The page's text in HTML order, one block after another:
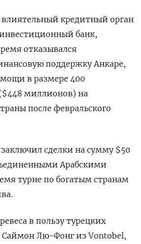
влиятельный кредитный орган
банк,
отказывался
поддержку Анкаре,
в размере 400
миллионов) на
после февральского
заключил сделки на сумму $50
Арабскими
турне по богатым странам
в пользу турецких
Саймон Лю-Фонг из Vontobel,